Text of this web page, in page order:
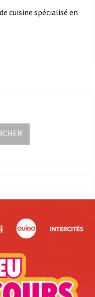
cuisine spécialisé en